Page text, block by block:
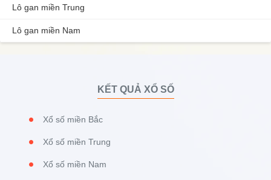
Lô gan miền Trung
Lô gan miền Nam
KẾT QUẢ XỔ SỐ
Xổ số miền Bắc
Xổ số miền Trung
Xổ số miền Nam